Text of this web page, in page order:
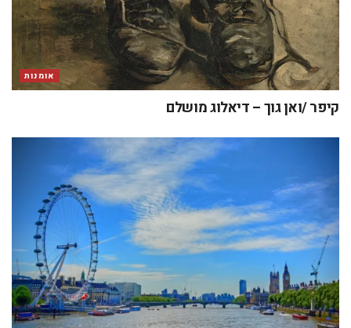
אומנות
קיפר /ואן גוך – דיאלוג מושלם